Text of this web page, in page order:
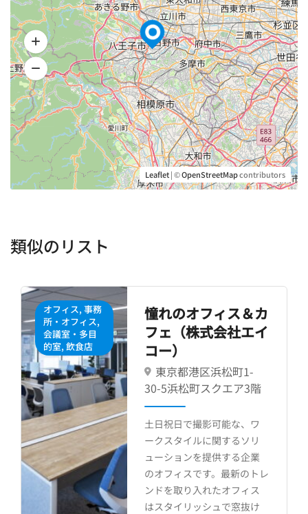
深夜手当
※夜23時以降にかかる撮影
¥ 30,000／1人
撮影地建て込み保管料
¥ 30,000／1泊
※大会議室利用の場合
¥ 30,000／1室
控室(小)
¥ 15,000／1室
駐車場
¥ 3,000／台
Leaflet| ©OpenStreetMapcontributors
類似のリスト
オフィス, 事務
所・オフィス,
会議室・多目
的室, 飲食店
憧れのオフィス＆カ
フェ（株式会社エイ
コー）
東京都港区浜松町1-
30-5浜松町スクエア3階
土日祝日で撮影可能な、ワ
ークスタイルに関するソリ
ューションを提供する企業
のオフィスです。最新のトレ
ンドを取り入れたオフィス
はスタイリッシュで窓抜け